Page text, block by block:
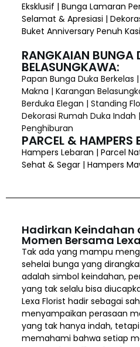
Eksklusif | Bunga Lamaran
Selamat & Apresiasi |
Buket Anniversary Penuh
RANGKAIAN BUNGA
BELASUNGKAWA:
Papan Bunga Duka Berkelas
Makna | Karangan
Berduka Elegan | Standing
Dekorasi Rumah Duka
Penghiburan
PARCEL & HAMPERS
Hampers Lebaran | Parcel
Sehat & Segar | Hampers
Hadirkan Keindahan
Momen Bersama
Tak ada yang mampu
sehelai bunga yang
adalah simbol keindahan,
yang tak selalu bisa
Lexa Florist hadir sebagai
menyampaikan perasaan
yang tak hanya indah,
memahami bahwa setiap